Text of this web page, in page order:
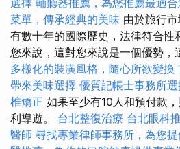
選擇 輔聽器推薦，為您推薦最適
菜單，傳承經典的美味 由於旅行
有數十年的國際歷史，法律符合性
您來說，這對您來說是一個優勢，
多樣化的裝潢風格，隨心所欲變換
帶來美味選擇 優質記帳士事務所
椎矯正 如果至少有10人和預付款
利導遊。 台北整復治療 台北眼科
醫師 尋找專業律師事務所，為您